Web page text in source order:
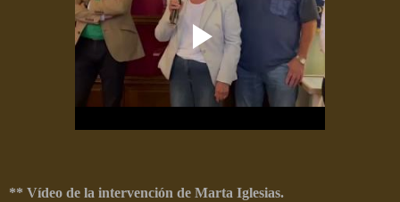
** Vídeo de la intervención de Marta Iglesias.